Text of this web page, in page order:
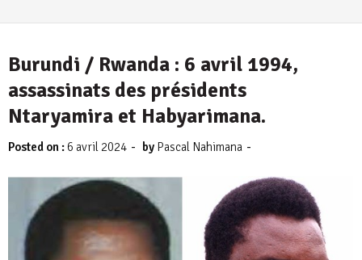
Burundi / Rwanda : 6 avril 1994,
assassinats des présidents
Ntaryamira et Habyarimana.
Posted on :6 avril 2024 - by Pascal Nahimana -